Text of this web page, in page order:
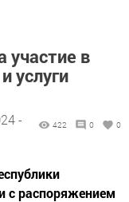
участие в
услуги
-
422 0 0
с распоряжением